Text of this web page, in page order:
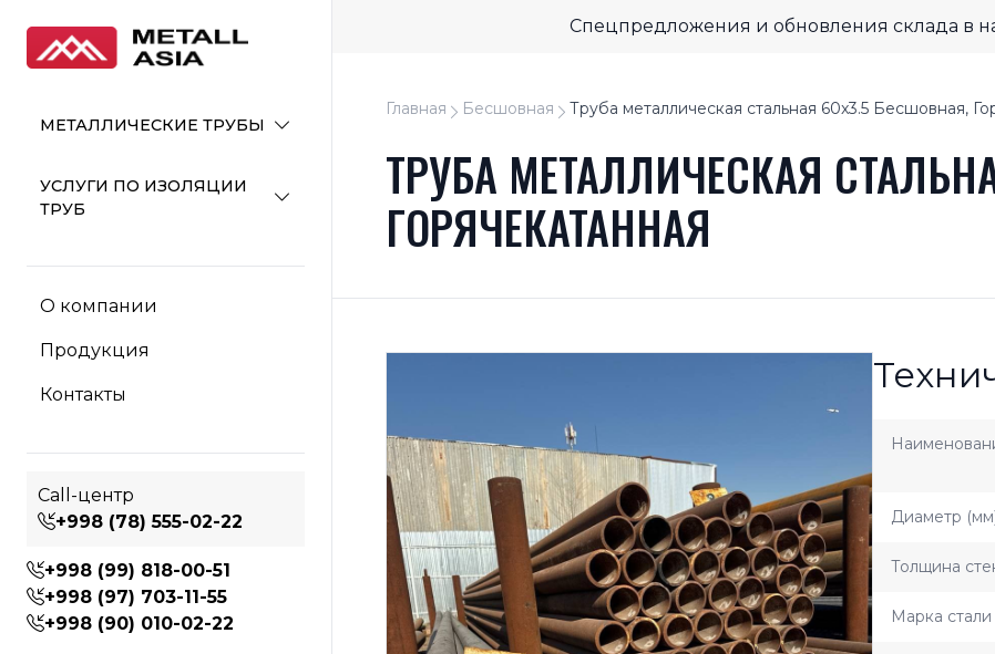
МЕТАЛЛИЧЕСКИЕ ТРУБЫ
УСЛУГИ ПО ИЗОЛЯЦИИ
ТРУБ
О компании
Продукция
Контакты
Call-центр
+998 (78) 555-02-22
+998 (99) 818-00-51
+998 (97) 703-11-55
+998 (90) 010-02-22
Спецпредложения и обновления склада в
Главная Бесшовная Труба металлическая стальная 60x3.5 Бесшовная,
ТРУБА МЕТАЛЛИЧЕСКАЯ
ГОРЯЧЕКАТАННАЯ
Диаметр
Толщина
Марка стали